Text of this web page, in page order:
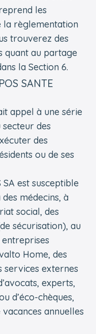
les
la règlementation
trouverez des
quant au partage
la Section 6.
SANTE
appel à une série
des
des
ou de ses
SA est susceptible
médecins, à
social, des
sécurisation), au
Home, des
services externes
experts,
d’éco-chèques,
annuelles